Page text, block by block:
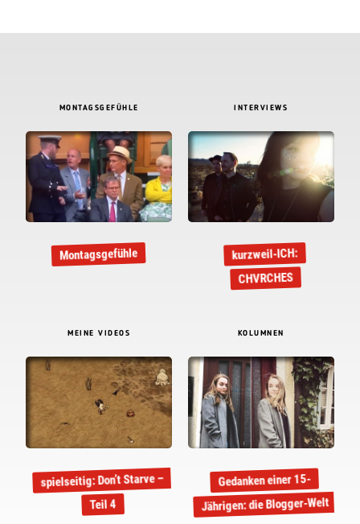
MONTAGSGEFÜHLE
Montagsgefühle
INTERVIEWS
kurzweil-ICH:
CHVRCHES
MEINE VIDEOS
spielseitig: Don’t Starve –
Teil 4
KOLUMNEN
Gedanken einer 15-
Jährigen: die Blogger-Welt